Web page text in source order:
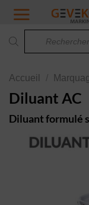
Passer
contenu
Accueil
Diluant AC
Diluant formulé